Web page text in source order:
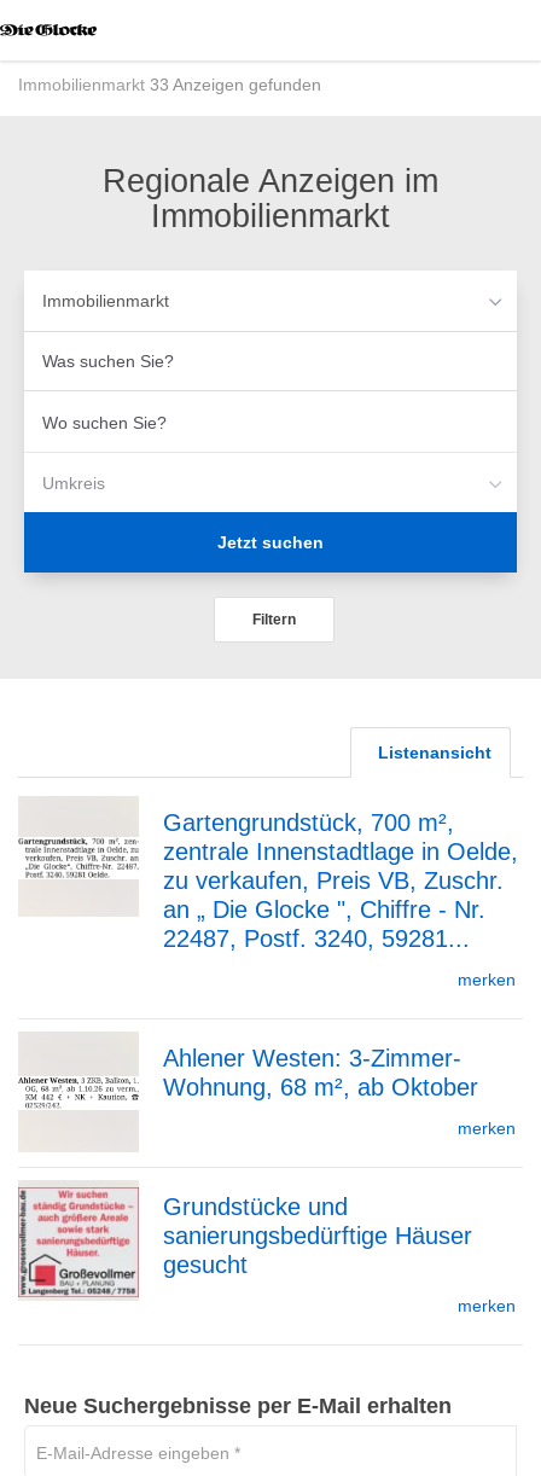
Modus
aktivieren
zurImmobilienmarkt 33 Anzeigen gefunden
Regionale Anzeigen im
Immobilienmarkt
Immobilienmarkt
suchen
Sie?
suchen
Umkreis
Jetzt suchen
Filtern
Listenansicht
zur
Gartengrundstück, 700 m²,
zentrale Innenstadtlage in Oelde,
zu verkaufen, Preis VB, Zuschr.
an „ Die Glocke ", Chiffre - Nr.
22487, Postf. 3240, 59281...
merken
zur
Detailseite
Ahlener Westen: 3-Zimmer-
Wohnung, 68 m², ab Oktober
merken
Grundstücke und
sanierungsbedürftige Häuser
gesucht
merken
Neue Suchergebnisse per E-Mail erhalten